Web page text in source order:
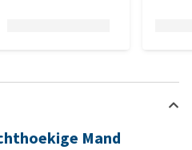
Mand